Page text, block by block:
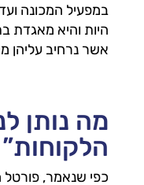
במפעיל המכונה
היות והיא מאגדת
אשר נרחיב עליהן
מה נותן
כפי שנאמר, פורטל